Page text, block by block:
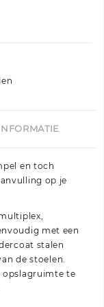
en toch
op je
met een
stalen
de stoelen.
opslagruimte te